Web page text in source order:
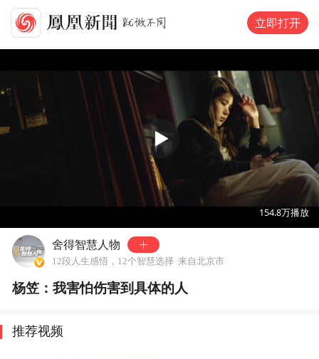
立即打开
02:39
154.8万播放
舍得智慧人物
12段人生感悟，12个智慧选择 来自北京市
杨笠：我害怕伤害到具体的人
推荐视频